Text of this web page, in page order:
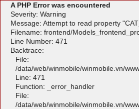
A PHP Error was encountered
Severity: Warning
Message: Attempt to read property
Filename: frontend/
Line Number: 471
Backtrace:
File:
/data/web/winmobile/winmobile.vn/
Line: 471
Function: _error_handler
File:
/data/web/winmobile/winmobile.vn/